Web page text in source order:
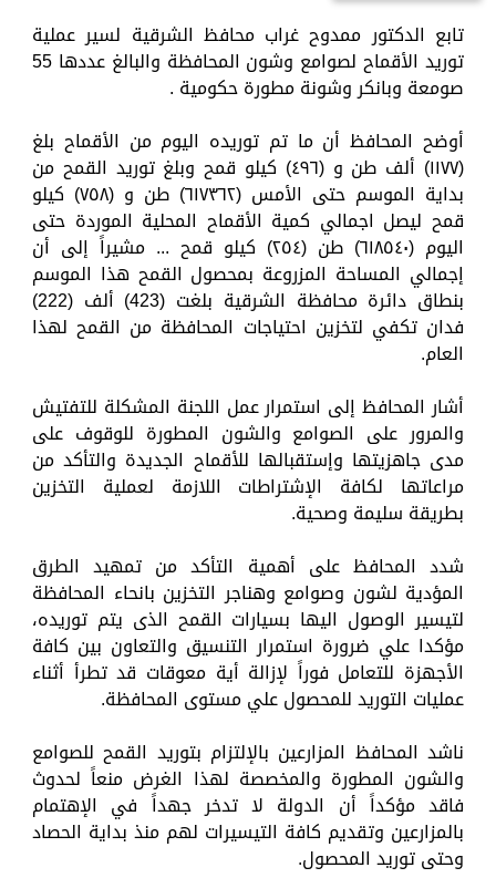
تابع الدكتور ممدوح غراب محافظ الشرقية لسير عملية
توريد الأقماح لصوامع وشون المحافظة والبالغ عددها 55
صومعة وبانكر وشونة مطورة حكومية .
أوضح المحافظ أن ما تم توريده اليوم من الأقماح بلغ
(١١٧٧) ألف طن و (٤٩٦) كيلو قمح وبلغ توريد القمح من
بداية الموسم حتى الأمس (٦١٧٣٦٢) طن و (٧٥٨) كيلو
قمح ليصل اجمالي كمية الأقماح المحلية الموردة حتى
اليوم (٦١٨٥٤٠) طن (٢٥٤) كيلو قمح ... مشيراً إلى أن
إجمالي المساحة المزروعة بمحصول القمح هذا الموسم
بنطاق دائرة محافظة الشرقية بلغت (423) ألف (222)
فدان تكفي لتخزين احتياجات المحافظة من القمح لهذا
العام.
أشار المحافظ إلى استمرار عمل اللجنة المشكلة للتفتيش
والمرور على الصوامع والشون المطورة للوقوف على
مدى جاهزيتها وإستقبالها للأقماح الجديدة والتأكد من
مراعاتها لكافة الإشتراطات اللازمة لعملية التخزين
بطريقة سليمة وصحية.
شدد المحافظ على أهمية التأكد من تمهيد الطرق
المؤدية لشون وصوامع وهناجر التخزين بانحاء المحافظة
لتيسير الوصول اليها بسيارات القمح الذى يتم توريده،
مؤكدا علي ضرورة استمرار التنسيق والتعاون بين كافة
الأجهزة للتعامل فوراً لإزالة أية معوقات قد تطرأ أثناء
عمليات التوريد للمحصول علي مستوى المحافظة.
ناشد المحافظ المزارعين بالإلتزام بتوريد القمح للصوامع
والشون المطورة والمخصصة لهذا الغرض منعاً لحدوث
فاقد مؤكداً أن الدولة لا تدخر جهداً في الإهتمام
بالمزارعين وتقديم كافة التيسيرات لهم منذ بداية الحصاد
وحتى توريد المحصول.